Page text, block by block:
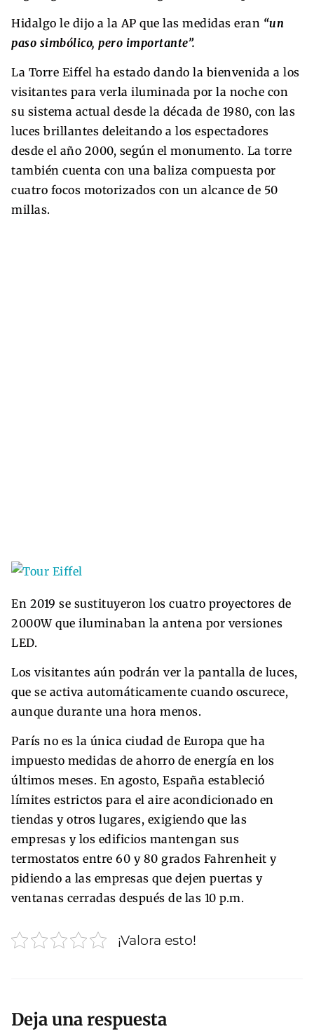
Hidalgo le dijo a la AP que las medidas eran “un
paso simbólico, pero importante”.
La Torre Eiffel ha estado dando la bienvenida a los
visitantes para verla iluminada por la noche con
su sistema actual desde la década de 1980, con las
luces brillantes deleitando a los espectadores
desde el año 2000, según el monumento. La torre
también cuenta con una baliza compuesta por
cuatro focos motorizados con un alcance de 50
millas.
En 2019 se sustituyeron los cuatro proyectores de
2000W que iluminaban la antena por versiones
LED.
Los visitantes aún podrán ver la pantalla de luces,
que se activa automáticamente cuando oscurece,
aunque durante una hora menos.
París no es la única ciudad de Europa que ha
impuesto medidas de ahorro de energía en los
últimos meses. En agosto, España estableció
límites estrictos para el aire acondicionado en
tiendas y otros lugares, exigiendo que las
empresas y los edificios mantengan sus
termostatos entre 60 y 80 grados Fahrenheit y
pidiendo a las empresas que dejen puertas y
ventanas cerradas después de las 10 p.m.
¡Valora esto!
Deja una respuesta